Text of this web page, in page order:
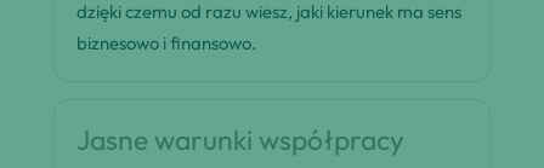
dzięki czemu od razu wiesz, jaki kierunek ma sens
biznesowo i finansowo.
Jasne warunki współpracy